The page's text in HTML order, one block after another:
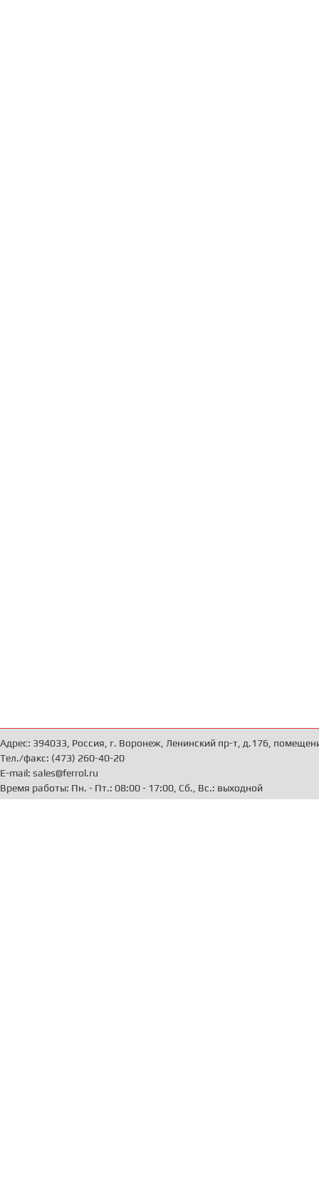
Адрес: 394033, Россия, г. Воронеж, Ленинский пр-т, д.176,
Тел./факс: (473) 260-40-20
E-mail: sales@ferrol.ru
Время работы: Пн. - Пт.: 08:00 - 17:00, Сб., Вс.: выходной